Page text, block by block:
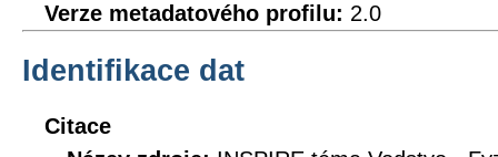
Verze metadatového profilu: 2.0
Identifikace dat
Citace